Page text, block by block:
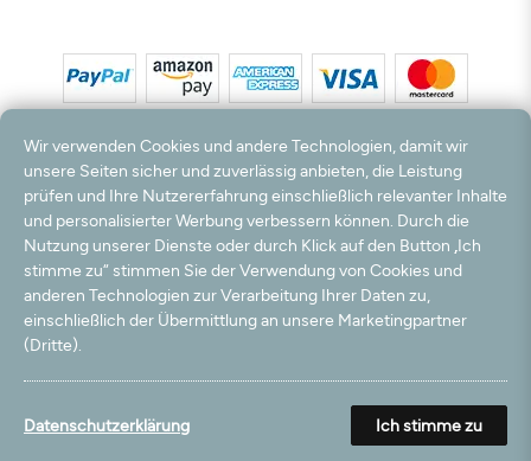
*Alle Preise inkl. MwSt. und zzgl. Versandkosten. **Kostenloser Versand und Rückversand
nur innerhalb Deutschlands und Österreichs.
Hinweis:
Wir nutzen Ihre E-Mail Adresse für werbliche Zwecke, die jederzeit widerrufen
werden können. Ihre Daten werden nicht an Dritte weitergegeben.
© 2003 - 2026 Rudolf Hossdorf Teppichhandel e.K. / Alle Rechte vorbehalten. powered by
createyourtemplate
Wir verwenden Cookies und andere Technologien, damit wir
unsere Seiten sicher und zuverlässig anbieten, die Leistung
prüfen und Ihre Nutzererfahrung einschließlich relevanter Inhalte
und personalisierter Werbung verbessern können. Durch die
Nutzung unserer Dienste oder durch Klick auf den Button „Ich
stimme zu“ stimmen Sie der Verwendung von Cookies und
anderen Technologien zur Verarbeitung Ihrer Daten zu,
einschließlich der Übermittlung an unsere Marketingpartner
(Dritte).
Datenschutzerklärung Ich stimme zu